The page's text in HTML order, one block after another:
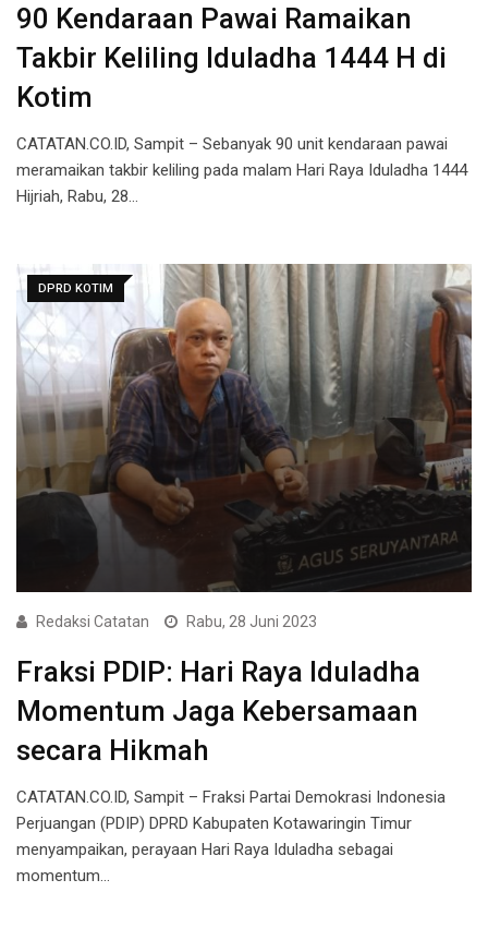
90 Kendaraan Pawai Ramaikan
Takbir Keliling Iduladha 1444 H di
Kotim
CATATAN.CO.ID, Sampit – Sebanyak 90 unit kendaraan pawai
meramaikan takbir keliling pada malam Hari Raya Iduladha 1444
Hijriah, Rabu, 28…
DPRD KOTIM
Redaksi Catatan Rabu, 28 Juni 2023
Fraksi PDIP: Hari Raya Iduladha
Momentum Jaga Kebersamaan
secara Hikmah
CATATAN.CO.ID, Sampit – Fraksi Partai Demokrasi Indonesia
Perjuangan (PDIP) DPRD Kabupaten Kotawaringin Timur
menyampaikan, perayaan Hari Raya Iduladha sebagai
momentum…